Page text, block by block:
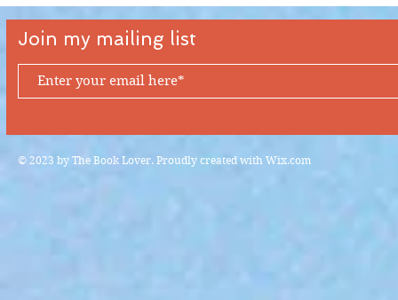
Join my mailing list
© 2023 by The Book Lover. Proudly created with Wix.com